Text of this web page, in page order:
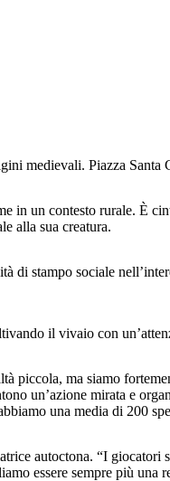
medievali. Piazza
in un contesto rurale. È
alla sua creatura.
di stampo sociale
il vivaio con
piccola, ma siamo
un’azione mirata e
una media di 200
autoctona. “I
essere sempre più una